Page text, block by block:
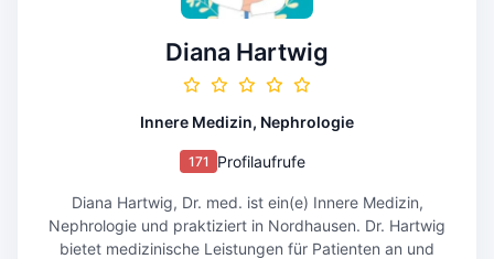
Diana Hartwig
Innere Medizin, Nephrologie
171 Profilaufrufe
Diana Hartwig, Dr. med. ist ein(e) Innere Medizin,
Nephrologie und praktiziert in Nordhausen. Dr. Hartwig
bietet medizinische Leistungen für Patienten an und